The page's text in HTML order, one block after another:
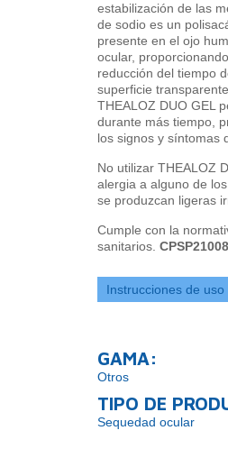
estabilización de las
de sodio es un
presente en el ojo
ocular,
reducción del tiempo
superficie
THEALOZ DUO GEL
durante más tiempo,
los signos y síntomas
No utilizar THEALOZ
alergia a alguno de
se produzcan ligeras
Cumple con la
sanitarios.
Instrucciones de uso
GAMA:
Otros
TIPO DE
Sequedad ocular